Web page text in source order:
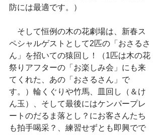
防には最適です。）
そして恒例の木の花劇場は、新春ス
ペシャルゲストとして2匹の「おさるさ
ん」を招いての猿回し！（1匹は木の花
祭りアフターの「お楽しみ会」にも来
てくれた、あの「おさるさん」で
す。）輪くぐりや竹馬、皿回し（＆け
ん玉）、そして最後にはケンパープレ
ートのだるま落とし？にお客さんたち
も拍手喝采？、練習せずとも即興でで